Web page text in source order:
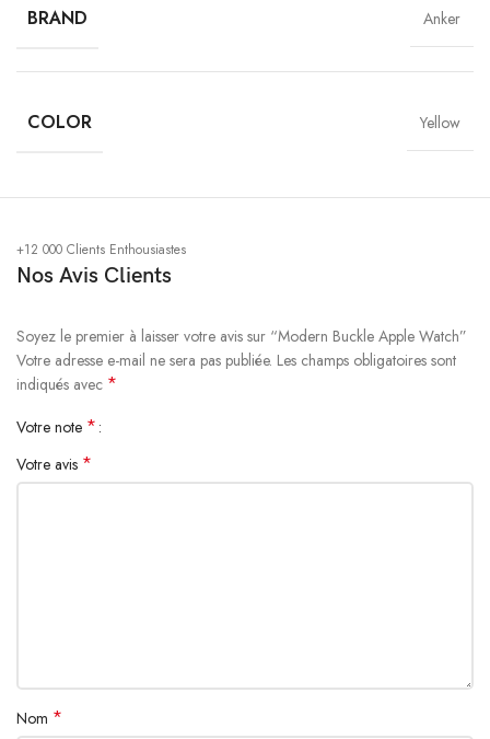
Creativity
Power & Cables
All-rounded Protection
shock-absorbing geometry to protect your phone. A series of ribs
surround the phone and are specifically designed to direct force away
a screen protector, giving you that extra comfort.
Questions & Answers
BRAND Anker
COLOR Yellow
+12 000 Clients Enthousiastes
Nos Avis Clients
Soyez le premier à laisser votre avis sur “Modern Buckle Apple Watch”
Votre adresse e-mail ne sera pas publiée. Les champs obligatoires sont
indiqués avec *
Votre note *
Votre avis *
Nom *